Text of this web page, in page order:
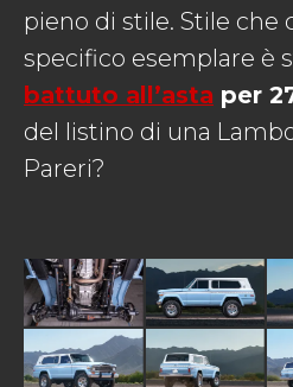
pieno di stile. Stile che
specifico esemplare è
battuto all’asta per
del listino di una
Pareri?